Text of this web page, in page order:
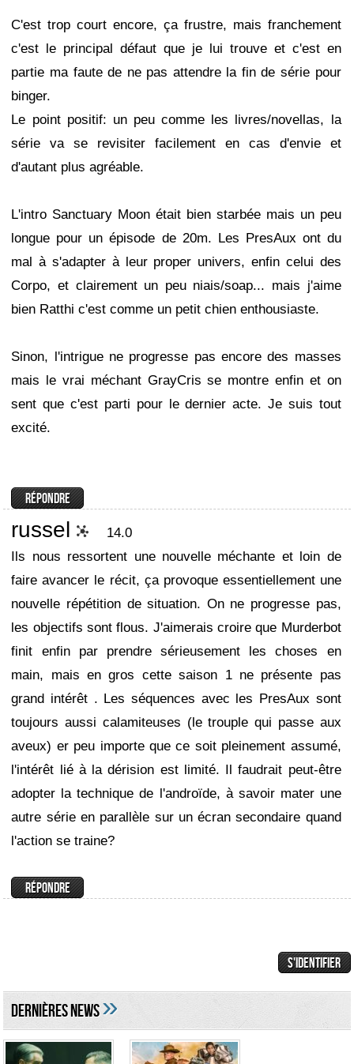
C'est trop court encore, ça frustre, mais franchement
c'est le principal défaut que je lui trouve et c'est en
partie ma faute de ne pas attendre la fin de série pour
binger.
Le point positif: un peu comme les livres/novellas, la
série va se revisiter facilement en cas d'envie et
d'autant plus agréable.
L'intro Sanctuary Moon était bien starbée mais un peu
longue pour un épisode de 20m. Les PresAux ont du
mal à s'adapter à leur proper univers, enfin celui des
Corpo, et clairement un peu niais/soap... mais j'aime
bien Ratthi c'est comme un petit chien enthousiaste.
Sinon, l'intrigue ne progresse pas encore des masses
mais le vrai méchant GrayCris se montre enfin et on
sent que c'est parti pour le dernier acte. Je suis tout
excité.
russel
14.0
Ils nous ressortent une nouvelle méchante et loin de
faire avancer le récit, ça provoque essentiellement une
nouvelle répétition de situation. On ne progresse pas,
les objectifs sont flous. J'aimerais croire que Murderbot
finit enfin par prendre sérieusement les choses en
main, mais en gros cette saison 1 ne présente pas
grand intérêt . Les séquences avec les PresAux sont
toujours aussi calamiteuses (le trouple qui passe aux
aveux) er peu importe que ce soit pleinement assumé,
l'intérêt lié à la dérision est limité. Il faudrait peut-être
adopter la technique de l'androïde, à savoir mater une
autre série en parallèle sur un écran secondaire quand
l'action se traine?
DERNIÈRES NEWS»